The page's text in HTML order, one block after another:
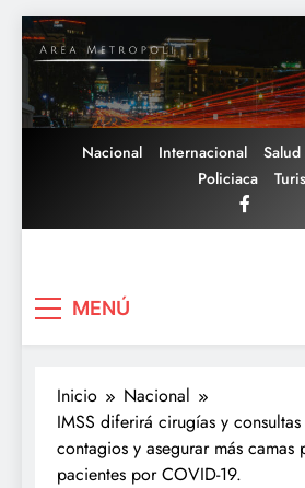
Saltar
al
contenido
Nacional Internacional Salud
Policiaca
MENÚ
Inicio
Nacional
IMSS diferirá cirugías y
contagios y asegurar más camas
pacientes por COVID-19.